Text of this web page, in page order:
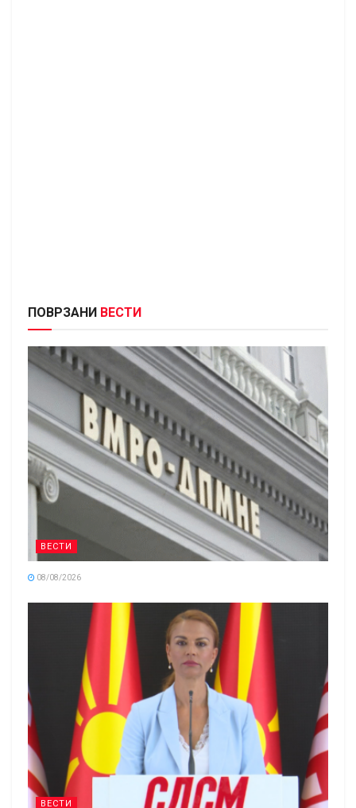
ПОВРЗАНИ ВЕСТИ
ВЕСТИ
08/08/2026
ВЕСТИ